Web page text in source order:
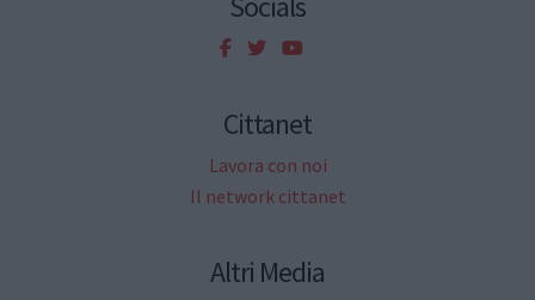
Cittanet
Lavora con noi
Il network cittanet
Altri Media